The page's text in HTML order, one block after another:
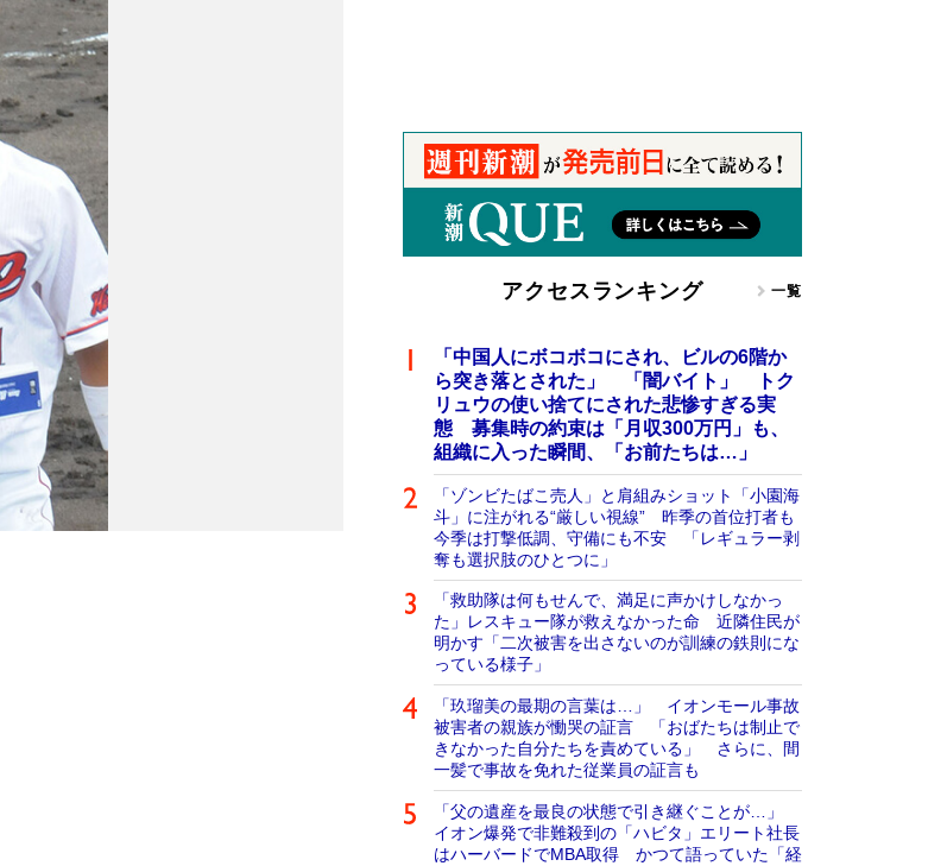
アクセスランキング 一覧
「中国人にボコボコにされ、ビルの6階か
ら突き落とされた」 「闇バイト」 トク
リュウの使い捨てにされた悲惨すぎる実
態 募集時の約束は「月収300万円」も、
組織に入った瞬間、「お前たちは…」
「ゾンビたばこ売人」と肩組みショット「小園海
斗」に注がれる“厳しい視線” 昨季の首位打者も
今季は打撃低調、守備にも不安 「レギュラー剥
奪も選択肢のひとつに」
「救助隊は何もせんで、満足に声かけしなかっ
た」レスキュー隊が救えなかった命 近隣住民が
明かす「二次被害を出さないのが訓練の鉄則にな
っている様子」
「玖瑠美の最期の言葉は…」 イオンモール事故
被害者の親族が慟哭の証言 「おばたちは制止で
きなかった自分たちを責めている」 さらに、間
一髪で事故を免れた従業員の証言も
「父の遺産を最良の状態で引き継ぐことが…」
イオン爆発で非難殺到の「ハビタ」エリート社長
はハーバードでMBA取得 かつて語っていた「経